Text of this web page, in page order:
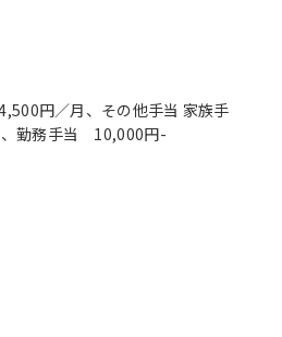
円／月、その他手当 家族手
、勤務手当 10,000円-